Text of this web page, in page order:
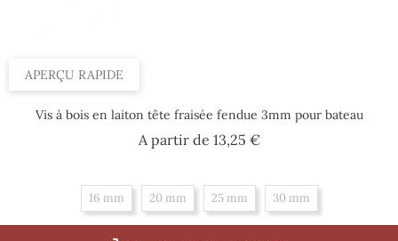
APERÇU RAPIDE
Vis à bois en laiton tête fraisée fendue 3mm pour bateau
A partir de 13,25 €Prix
16 mm 20 mm 25 mm 30 mm